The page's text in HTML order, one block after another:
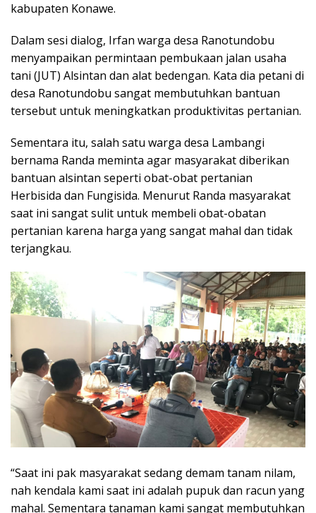
kabupaten Konawe.
Dalam sesi dialog, Irfan warga desa Ranotundobu
menyampaikan permintaan pembukaan jalan usaha
tani (JUT) Alsintan dan alat bedengan. Kata dia petani di
desa Ranotundobu sangat membutuhkan bantuan
tersebut untuk meningkatkan produktivitas pertanian.
Sementara itu, salah satu warga desa Lambangi
bernama Randa meminta agar masyarakat diberikan
bantuan alsintan seperti obat-obat pertanian
Herbisida dan Fungisida. Menurut Randa masyarakat
saat ini sangat sulit untuk membeli obat-obatan
pertanian karena harga yang sangat mahal dan tidak
terjangkau.
“Saat ini pak masyarakat sedang demam tanam nilam,
nah kendala kami saat ini adalah pupuk dan racun yang
mahal. Sementara tanaman kami sangat membutuhkan